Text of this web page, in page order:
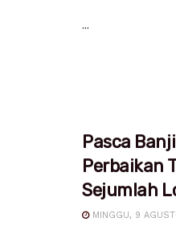
...
Pasca
Perbaikan
Sejumlah
MINGGU, 9